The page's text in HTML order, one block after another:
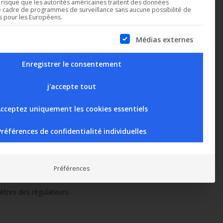
des régulateurs.
que les autorités américaines traitent des données
de programmes de surveillance sans aucune possibilité de
pour les Européens.
of service groups for which consent can be given. The first
Médias externes
Enregistrer le consentement
j'accepte tout
uniquement les cookies essentiels
de confidentialité individuelles
Préférences